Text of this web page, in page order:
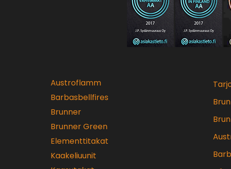
Austroflamm
Barbasbellfires
Brunner
Brunner Green
Elementtitakat
Kaakeliuunit